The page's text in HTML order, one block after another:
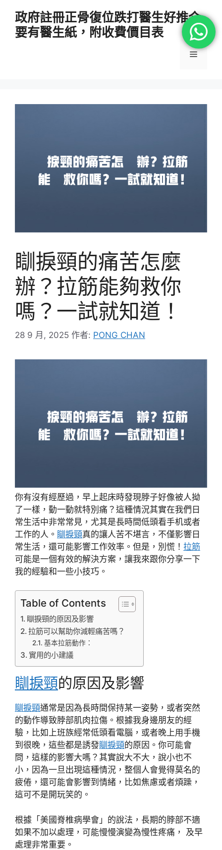
政府註冊正骨復位跌打醫生好推介
要有醫生紙，附收費價目表
選
瞓捩頸的痛苦怎麼
辦？拉筋能夠救你
嗎？一試就知道！
28 9 月, 2025 作者: PONG CHAN
你有沒有經歷過，早上起床時發現脖子好像被人拗
了一樣，動一動就特別痛？這種情況其實在我們日
常生活中非常常見，尤其是長時間低頭看手机或者
工作的人。 瞓捩頸真的讓人苦不堪言，不僅影響日
常生活，還可能影響工作效率。但是，別慌！ 拉筋
可能是一個有效的解決方案，讓我來跟你分享一下
我的經驗和一些小技巧。
Table of Contents
瞓捩頸的原因及影響
拉筋可以幫助你減輕痛苦嗎？
基本拉筋動作：
實用的小建議
瞓捩頸的原因及影響
瞓捩頸通常是因為長時間保持某一姿勢，或者突然
的動作導致脖部肌肉拉傷。根據我身邊朋友的經
驗，比如上班族經常低頭看電腦，或者晚上用手機
到很晚，這些都是誘發瞓捩頸的原因。你可能會
問，這樣的影響大嗎？其實說大不大，說小也不
小，因為一旦出現這種情況，整個人會覺得莫名的
疲倦，還可能會影響到情緒，比如焦慮或者煩躁，
這可不是開玩笑的。
根據「美國脊椎病學會」的說法，長期的脖部不適
如果不加以處理，可能慢慢演變為慢性疼痛， 及早
處理非常重要。